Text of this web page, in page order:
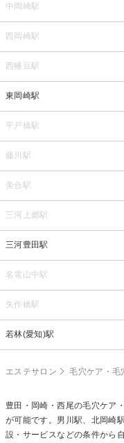
中岡崎駅
西岡崎駅
西幡豆駅
東岡崎駅
平戸橋駅
藤川駅
美合駅
三河上郷駅
三河豊田駅
名電山中駅
矢作橋駅
若林(愛知)駅
エステサロン 毛穴ケア・毛
豊田・岡崎・西尾の毛穴ケア
が可能です。男川駅、北岡崎
設・サービスなどの条件から